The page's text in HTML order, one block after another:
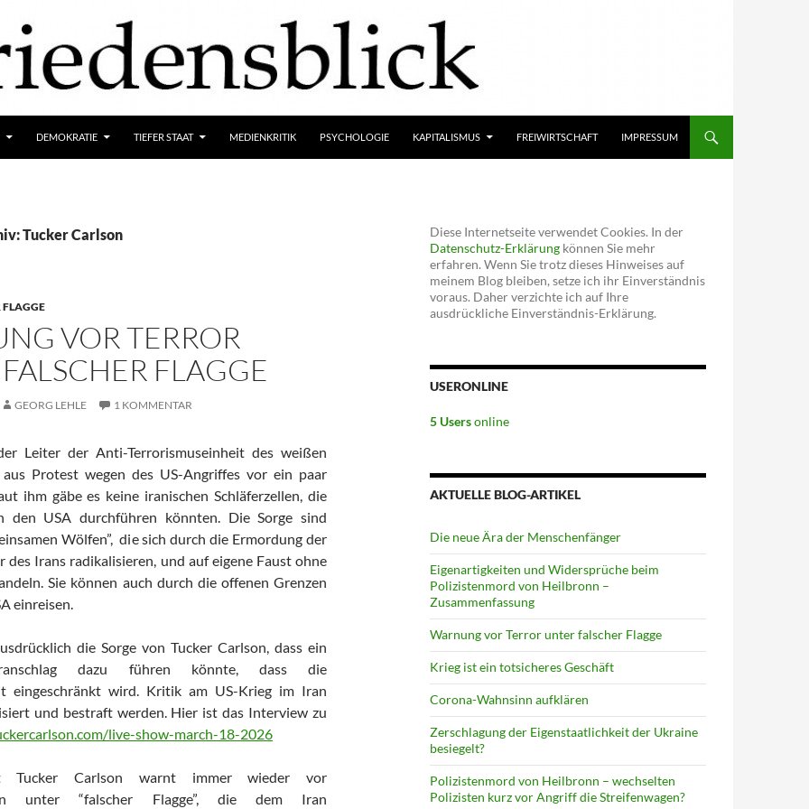
DEMOKRATIE TIEFER STAAT MEDIENKRITIK PSYCHOLOGIE KAPITALISMUS FREIWIRTSCHAFT IMPRESSUM
Tucker Carlson
FLAGGE
VOR TERROR
FLAGGE
GEORG LEHLE 1 KOMMENTAR
Leiter der Anti-Terrorismuseinheit des weißen
Protest wegen des US-Angriffes vor ein paar
ihm gäbe es keine iranischen Schläferzellen, die
den USA durchführen könnten. Die Sorge sind
Wölfen”, die sich durch die Ermordung der
des Irans radikalisieren, und auf eigene Faust ohne
Sie können auch durch die offenen Grenzen
einreisen.
die Sorge von Tucker Carlson, dass ein
dazu führen könnte, dass die
eingeschränkt wird. Kritik am US-Krieg im Iran
und bestraft werden. Hier ist das Interview zu
live-show-march-18-2026
Tucker Carlson warnt immer wieder vor
unter “falscher Flagge”, die dem Iran
Diese Internetseite verwendet Cookies. In der
Datenschutz-Erklärung können Sie mehr
erfahren. Wenn Sie trotz dieses Hinweises auf
meinem Blog bleiben, setze ich ihr Einverständnis
voraus. Daher verzichte ich auf Ihre
ausdrückliche Einverständnis-Erklärung.
USERONLINE
5 Usersonline
AKTUELLE BLOG-ARTIKEL
Die neue Ära der Menschenfänger
Eigenartigkeiten und Widersprüche beim
Polizistenmord von Heilbronn –
Zusammenfassung
Warnung vor Terror unter falscher Flagge
Krieg ist ein totsicheres Geschäft
Corona-Wahnsinn aufklären
Zerschlagung der Eigenstaatlichkeit der Ukraine
besiegelt?
Polizistenmord von Heilbronn – wechselten
Polizisten kurz vor Angriff die Streifenwagen?